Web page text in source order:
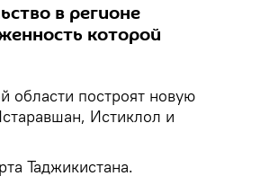
в регионе
которой
области построят новую
Истиклол и
Таджикистана.